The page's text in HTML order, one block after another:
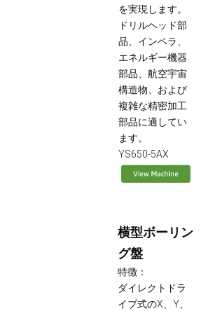
を実現します。
ドリルヘッド部
品、インペラ、
エネルギー機器
部品、航空宇宙
構造物、および
複雑な精密加工
部品に適してい
ます。
YS650-5AX
横型ボーリン
グ盤
特徴：
ダイレクトドラ
イブ式のX、Y、